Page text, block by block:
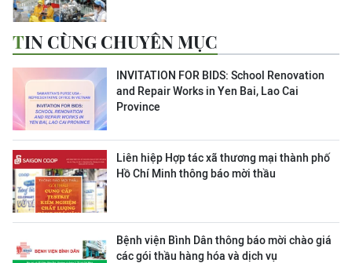
TIN CÙNG CHUYÊN MỤC
INVITATION FOR BIDS: School Renovation
and Repair Works in Yen Bai, Lao Cai
Province
Liên hiệp Hợp tác xã thương mại thành phố
Hồ Chí Minh thông báo mời thầu
Bệnh viện Bình Dân thông báo mời chào giá
các gói thầu hàng hóa và dịch vụ